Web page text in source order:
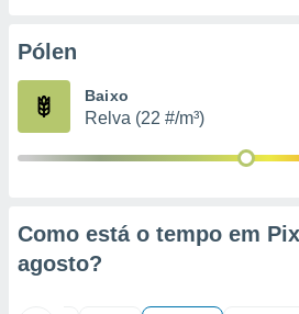
através
estudos
e
Pólen
Baixo
Relva (22 #/m³)
Como está o tempo em
agosto?